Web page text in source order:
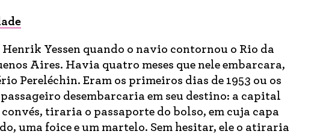
Henrik Yessen quando o navio contornou o Rio da
Aires. Havia quatro meses que nele embarcara,
Pereléchin. Eram os primeiros dias de 1953 ou os
desembarcaria em seu destino: a capital
tiraria o passaporte do bolso, em cuja capa
uma foice e um martelo. Sem hesitar, ele o atiraria